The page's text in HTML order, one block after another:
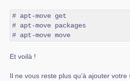
# apt-move get
# apt-move packages
# apt-move move
Et voilà !
Il ne vous reste plus qu’à ajouter votre